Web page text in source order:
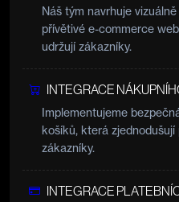
Náš tým navrhuje
přívětivé e-commerce
udržují zákazníky.
INTEGRACE
Implementujeme
košíků, která
zákazníky.
INTEGRACE